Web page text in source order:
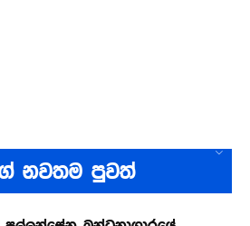
නවතම පුවත්